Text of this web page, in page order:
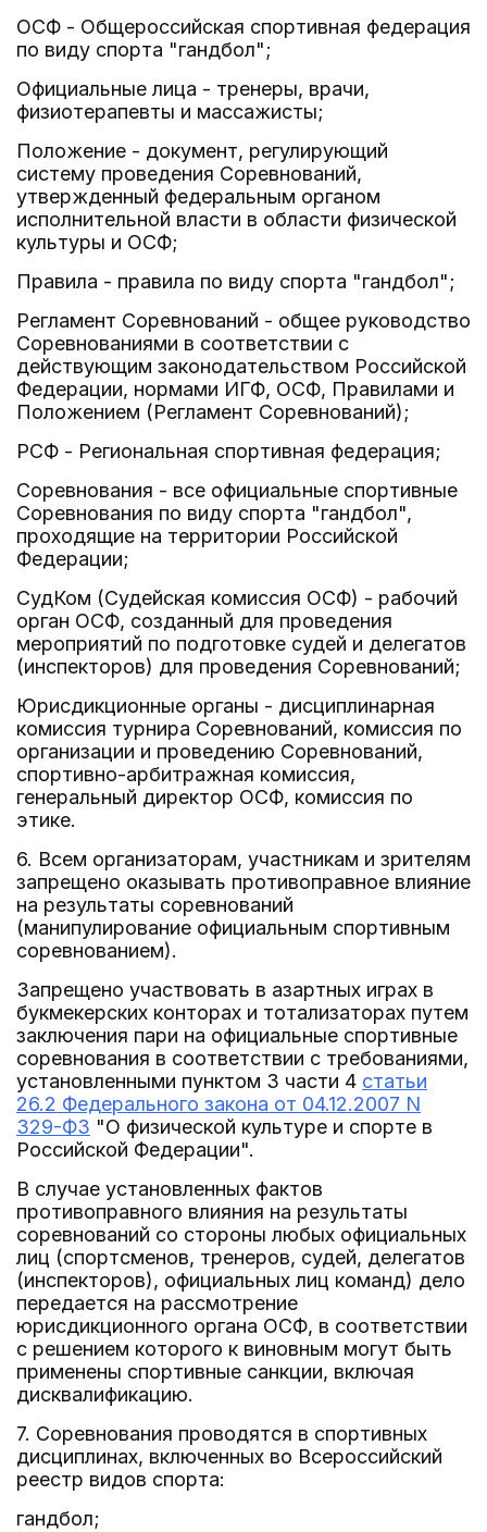
ОСФ - Общероссийская спортивная федерация
по виду спорта "гандбол";
Официальные лица - тренеры, врачи,
физиотерапевты и массажисты;
Положение - документ, регулирующий
систему проведения Соревнований,
утвержденный федеральным органом
исполнительной власти в области физической
культуры и ОСФ;
Правила - правила по виду спорта "гандбол";
Регламент Соревнований - общее руководство
Соревнованиями в соответствии с
действующим законодательством Российской
Федерации, нормами ИГФ, ОСФ, Правилами и
Положением (Регламент Соревнований);
РСФ - Региональная спортивная федерация;
Соревнования - все официальные спортивные
Соревнования по виду спорта "гандбол",
проходящие на территории Российской
Федерации;
СудКом (Судейская комиссия ОСФ) - рабочий
орган ОСФ, созданный для проведения
мероприятий по подготовке судей и делегатов
(инспекторов) для проведения Соревнований;
Юрисдикционные органы - дисциплинарная
комиссия турнира Соревнований, комиссия по
организации и проведению Соревнований,
спортивно-арбитражная комиссия,
генеральный директор ОСФ, комиссия по
этике.
6. Всем организаторам, участникам и зрителям
запрещено оказывать противоправное влияние
на результаты соревнований
(манипулирование официальным спортивным
соревнованием).
Запрещено участвовать в азартных играх в
букмекерских конторах и тотализаторах путем
заключения пари на официальные спортивные
соревнования в соответствии с требованиями,
установленными пунктом 3 части 4 статьи
26.2 Федерального закона от 04.12.2007 N
329-ФЗ "О физической культуре и спорте в
Российской Федерации".
В случае установленных фактов
противоправного влияния на результаты
соревнований со стороны любых официальных
лиц (спортсменов, тренеров, судей, делегатов
(инспекторов), официальных лиц команд) дело
передается на рассмотрение
юрисдикционного органа ОСФ, в соответствии
с решением которого к виновным могут быть
применены спортивные санкции, включая
дисквалификацию.
7. Соревнования проводятся в спортивных
дисциплинах, включенных во Всероссийский
реестр видов спорта:
гандбол;